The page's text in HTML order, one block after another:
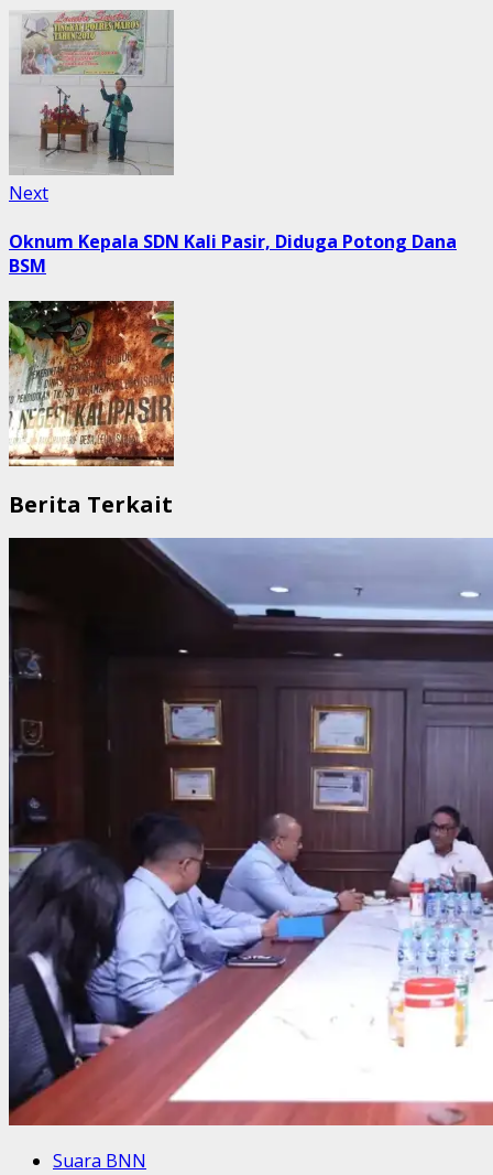
NextNext
Oknum Kepala SDN Kali Pasir, Diduga Potong Dana
BSM
Berita Terkait
Suara BNN